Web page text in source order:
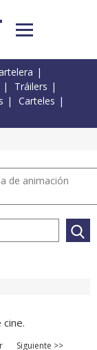
Tráilers
Carteles
de animación
Siguiente >>